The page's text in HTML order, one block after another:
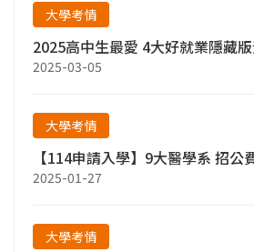
大學考情
2025高中生最愛 4大好就業隱藏
2025-03-05
大學考情
【114申請入學】9大醫學系 招公
2025-01-27
大學考情